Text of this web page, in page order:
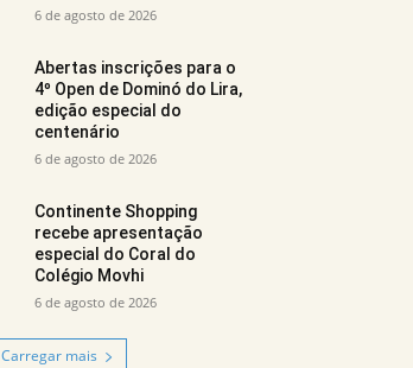
6 de agosto de 2026
Abertas inscrições para o
4º Open de Dominó do Lira,
edição especial do
centenário
6 de agosto de 2026
Continente Shopping
recebe apresentação
especial do Coral do
Colégio Movhi
6 de agosto de 2026
Carregar mais